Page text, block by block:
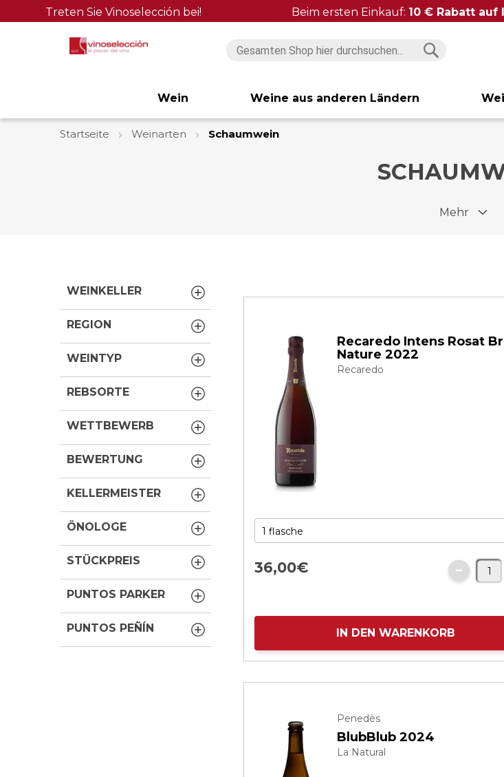
Treten Sie Vinoselección bei! Beim ersten Einkauf: 10 € Rabatt
Wein Weine aus anderen Ländern
Startseite Weinarten Schaumwein
Mehr
Recaredo Intens Rosat
Nature 2022
Recaredo
36,00€
IN DEN WARENKORB
Penedès
BlubBlub 2024
La Natural
WEINKELLER
REGION
WEINTYP
REBSORTE
WETTBEWERB
BEWERTUNG
KELLERMEISTER
ÖNOLOGE
STÜCKPREIS
PUNTOS PARKER
PUNTOS PEÑÍN